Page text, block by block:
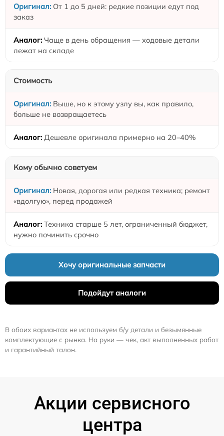
От 1 до 5 дней: редкие позиции едут под
заказ
Чаще в день обращения — ходовые детали
лежат на складе
Стоимость
Выше, но к этому узлу вы, как правило,
больше не возвращаетесь
Дешевле оригинала примерно на 20–40%
Кому обычно советуем
Новая, дорогая или редкая техника; ремонт
«вдолгую», перед продажей
Техника старше 5 лет, ограниченный бюджет,
нужно починить срочно
Хочу оригинальные запчасти
Подойдут аналоги
В обоих вариантах не используем б/у детали и безымянные
комплектующие с рынка. На руки — чек, акт выполненных работ
и гарантийный талон.
Акции сервисного
центра